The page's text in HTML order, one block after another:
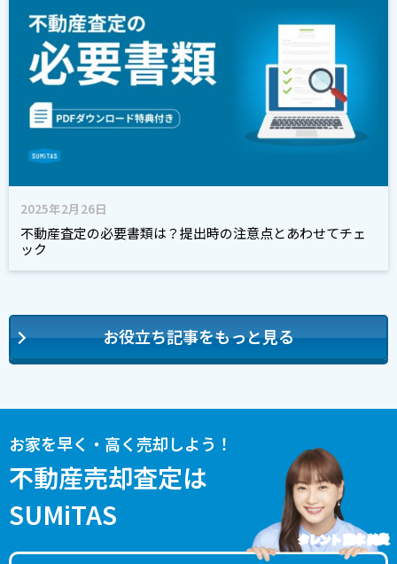
2025年2月26日
不動産査定の必要書類は？提出時の注意点とあわせてチェ
ック
お役立ち記事をもっと見る
お家を早く・高く売却しよう！
不動産売却査定は
SUMiTAS
タレント 藤本 美貴